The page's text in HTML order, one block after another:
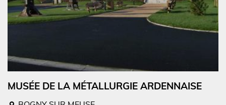
MUSÉE DE LA MÉTALLURGIE ARDENNAISE